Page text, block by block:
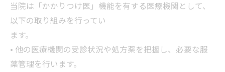
当院は「かかりつけ医」機能を有する医療機関として、
以下の取り組みを行ってい
ます。
• 他の医療機関の受診状況や処方薬を把握し、必要な服
薬管理を行います。